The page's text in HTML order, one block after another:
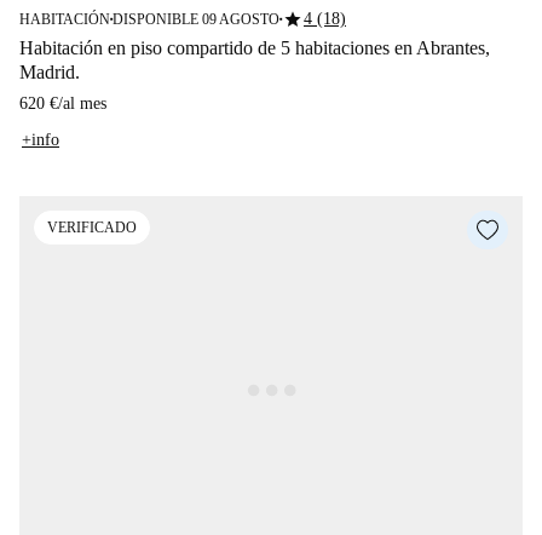
HABITACIÓN■DISPONIBLE 09 AGOSTO■star4 (18)
Habitación en piso compartido de 5 habitaciones en Abrantes,
Madrid.
620 €/al mes
+info
VERIFICADO